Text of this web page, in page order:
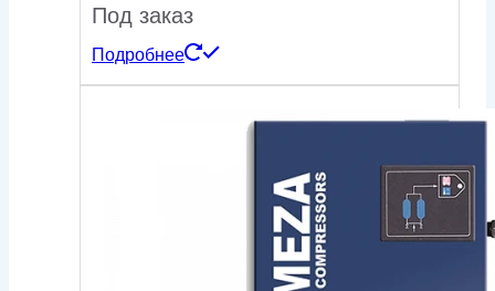
Под заказ
Подробнее